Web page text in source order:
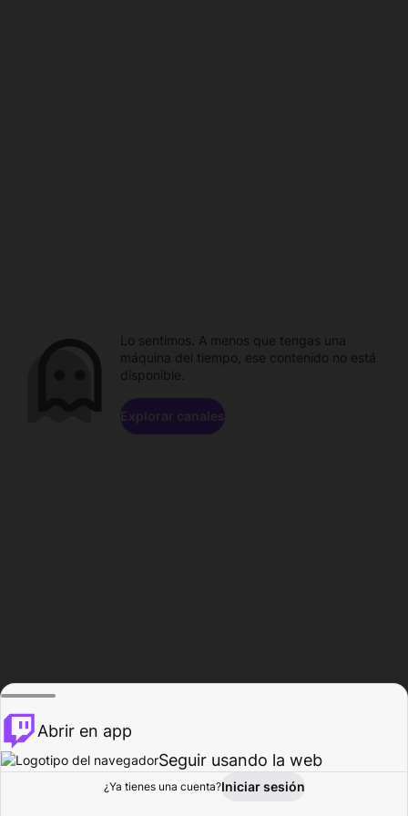
Explorar Actividad
Lo sentimos. A menos que tengas una
máquina del tiempo, ese contenido no está
disponible.
Explorar canales
Abrir en app
Seguir usando la web
¿Ya tienes una cuenta?Iniciar sesión